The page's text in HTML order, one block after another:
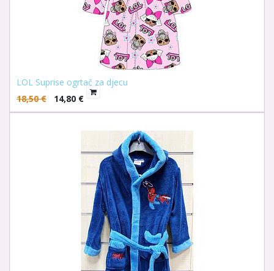
LOL Suprise ogrtač za djecu
18,50€ 14,80 €